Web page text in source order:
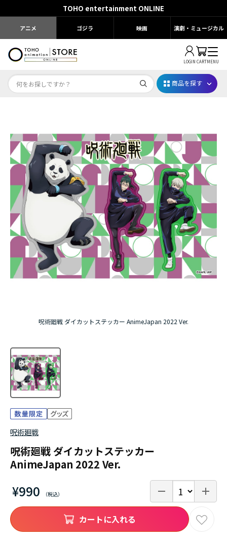
TOHO entertainment ONLINE
アニメ ゴジラ 映画 演劇・ミュージカル
LOGIN CARTMENU
映画ちいかわ
じゅじゅフェス 2026
薬屋のひとりごと 夏の園遊会2026
名探偵コナン
アニメ『僕のヒーローアカデミア』10周年
ハイキュー!!ジャージ＆ユニフォーム
『ふつつかな悪女ではございますが ～雛宮蝶鼠と
商品を探す
呪術廻戦 ダイカットステッカー AnimeJapan 2022 Ver.
呪術廻戦
呪術廻戦 ダイカットステッカー
AnimeJapan 2022 Ver.
¥990
カートに入れる